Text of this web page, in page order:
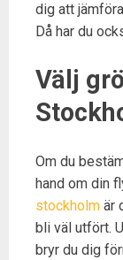
dig att
Då har du
Välj
Om du
hand om din
stockholm är
bli väl utfört.
bryr du dig